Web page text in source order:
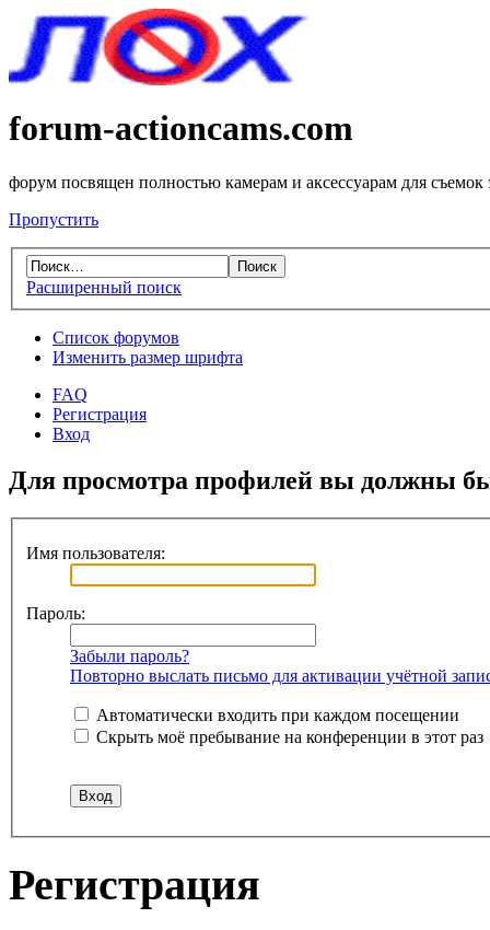
forum-actioncams.com
форум посвящен полностью камерам и аксессуарам для съемок
Пропустить
Расширенный поиск
Список форумов
Изменить размер шрифта
FAQ
Регистрация
Вход
Для просмотра профилей вы должны
Имя пользователя:
Пароль:
Забыли пароль?
Повторно выслать письмо для активации учётной
Автоматически входить при каждом посещении
Скрыть моё пребывание на конференции в этот раз
Регистрация